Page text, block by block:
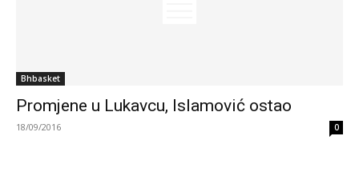
Bhbasket
Promjene u Lukavcu, Islamović ostao
18/09/2016 0